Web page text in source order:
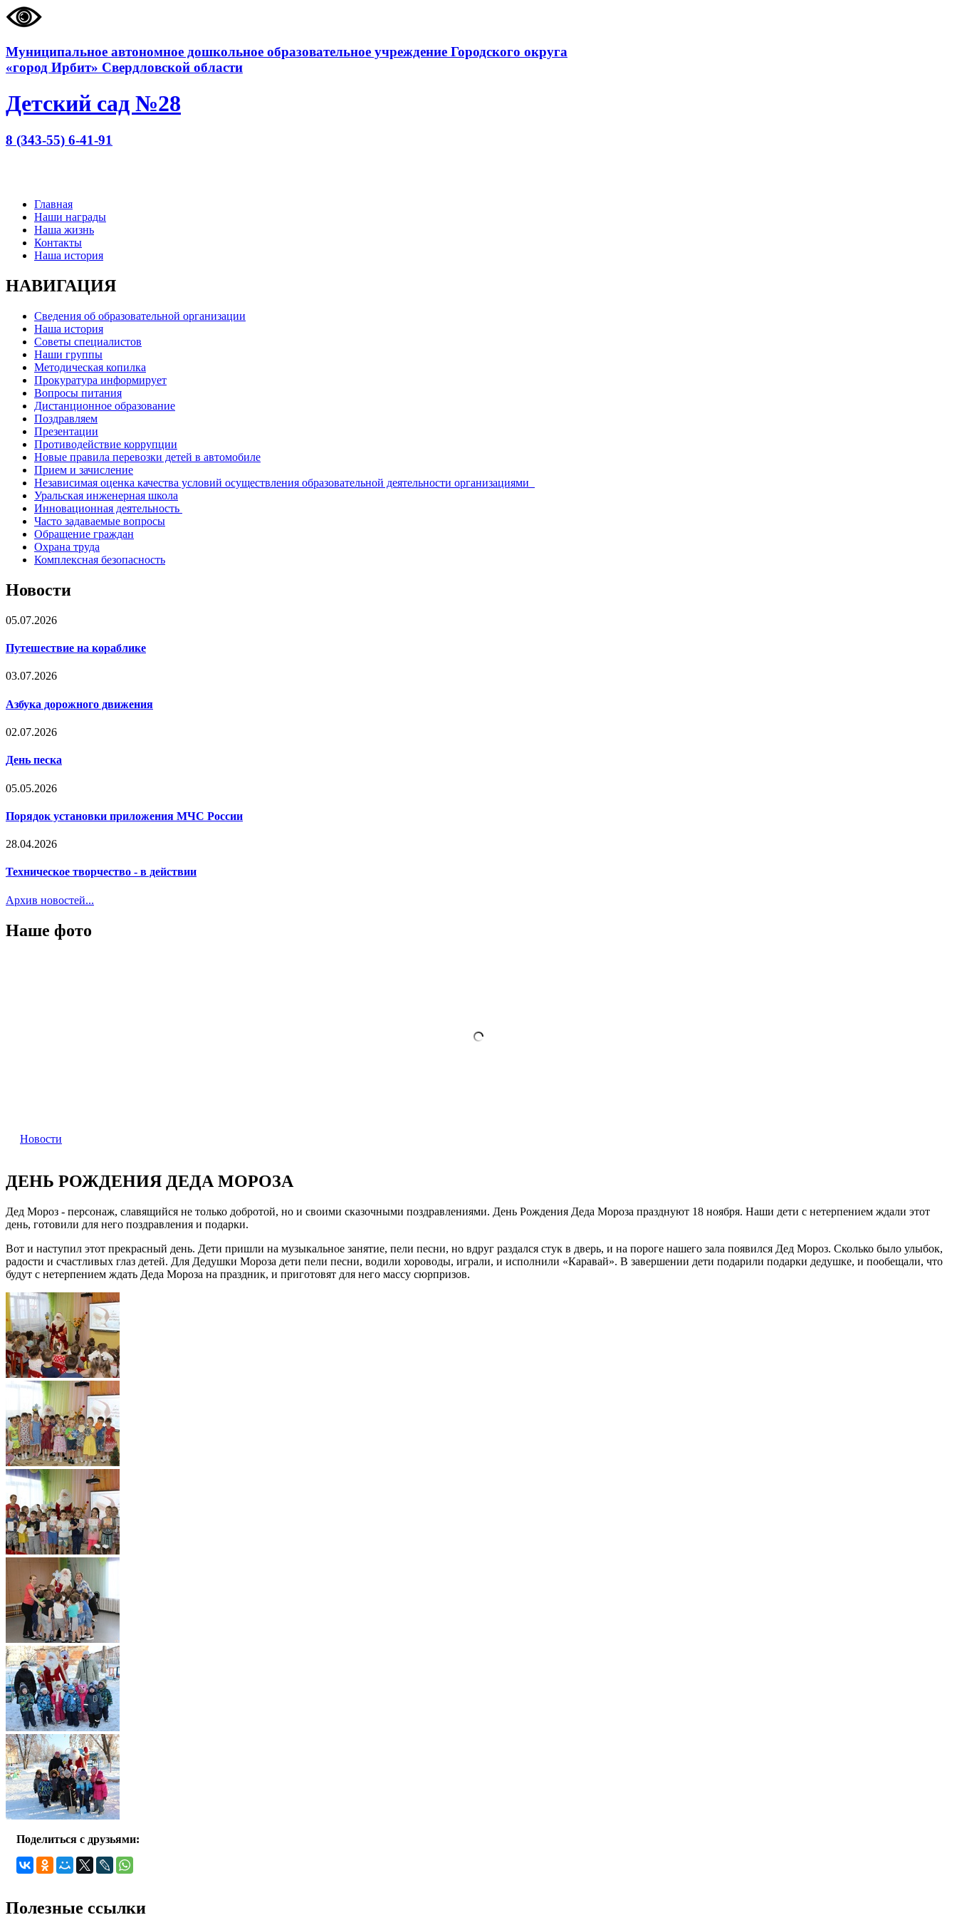
Муниципальное автономное дошкольное образовательное учреждение Городского округа
«город Ирбит» Свердловской области
Детский сад №28
8 (343-55) 6-41-91
Главная
Наши награды
Наша жизнь
Контакты
Наша история
НАВИГАЦИЯ
Сведения об образовательной организации
Наша история
Советы специалистов
Наши группы
Методическая копилка
Прокуратура информирует
Вопросы питания
Дистанционное образование
Поздравляем
Презентации
Противодействие коррупции
Новые правила перевозки детей в автомобиле
Прием и зачисление
Независимая оценка качества условий осуществления образовательной деятельности организациями
Уральская инженерная школа
Инновационная деятельность
Часто задаваемые вопросы
Обращение граждан
Охрана труда
Комплексная безопасность
Новости
05.07.2026
Путешествие на кораблике
03.07.2026
Азбука дорожного движения
02.07.2026
День песка
05.05.2026
Порядок установки приложения МЧС России
28.04.2026
Техническое творчество - в действии
Архив новостей...
Наше фото
Новости
ДЕНЬ РОЖДЕНИЯ ДЕДА МОРОЗА
Дед Мороз - персонаж, славящийся не только добротой, но и своими сказочными поздравлениями. День Рождения Деда Мороза празднуют 18 ноября. Наши дети с нетерпением ждали этот
день, готовили для него поздравления и подарки.
Вот и наступил этот прекрасный день. Дети пришли на музыкальное занятие, пели песни, но вдруг раздался стук в дверь, и на пороге нашего зала появился Дед Мороз. Сколько было улыбок,
радости и счастливых глаз детей. Для Дедушки Мороза дети пели песни, водили хороводы, играли, и исполнили «Каравай». В завершении дети подарили подарки дедушке, и пообещали, что
будут с нетерпением ждать Деда Мороза на праздник, и приготовят для него массу сюрпризов.
Поделиться с друзьями:
Полезные ссылки